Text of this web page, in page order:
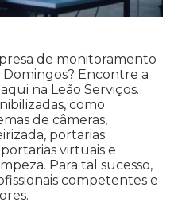
de monitoramento
Domingos? Encontre a
na Leão Serviços.
como
de câmeras,
portarias
virtuais e
Para tal sucesso,
competentes e